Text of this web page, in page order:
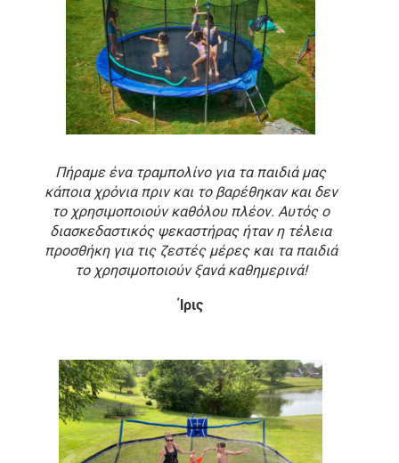
Πήραμε ένα τραμπολίνο για τα παιδιά μας
κάποια χρόνια πριν και το βαρέθηκαν και δεν
το χρησιμοποιούν καθόλου πλέον. Αυτός ο
διασκεδαστικός ψεκαστήρας ήταν η τέλεια
προσθήκη για τις ζεστές μέρες και τα παιδιά
το χρησιμοποιούν ξανά καθημερινά!
Ίρις